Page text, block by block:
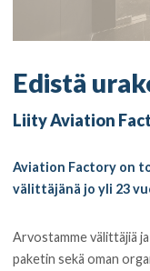
Edistä
Liity Aviation
Aviation Factory on
välittäjänä jo yli 23
Arvostamme välittäjiä
paketin sekä oman